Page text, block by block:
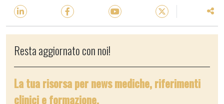
Resta aggiornato con noi!
La tua risorsa per news mediche, riferimenti
clinici e formazione.